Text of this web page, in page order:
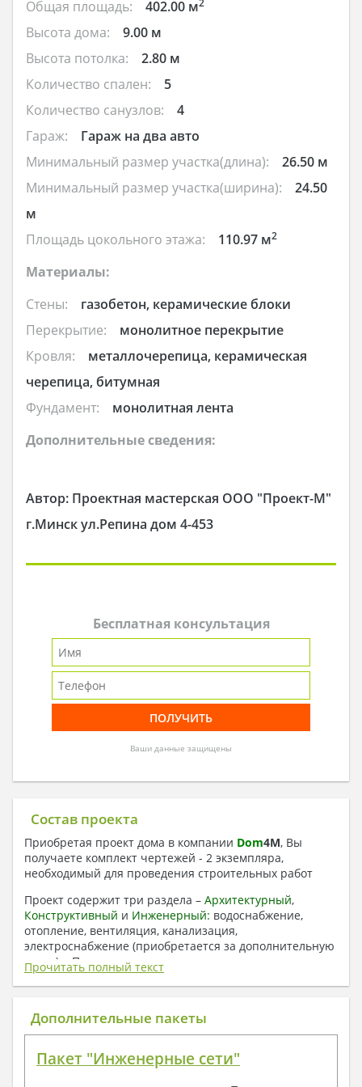
Общая площадь: 402.00 м
Высота дома:
9.00 м
Высота потолка:
2.80 м
Количество спален:
5
Количество санузлов:
4
Гараж:
Гараж на два авто
Минимальный размер участка(длина):
26.50 м
Минимальный размер участка(ширина):
24.50
м
Площадь цокольного этажа:
110.97 м2
Материалы:
Стены:
газобетон, керамические блоки
Перекрытие:
монолитное перекрытие
Кровля:
металлочерепица, керамическая
черепица, битумная
Фундамент:
монолитная лента
Дополнительные сведения:
Автор: Проектная мастерская ООО "Проект-М"
г.Минск ул.Репина дом 4-453
Бесплатная консультация
Ваши данные защищены
Состав проекта
Приобретая проект дома в компании Dom4M, Вы
получаете комплект чертежей - 2 экземпляра,
необходимый для проведения строительных работ
Проект содержит три раздела – Архитектурный,
Конструктивный и Инженерный: водоснабжение,
отопление, вентиляция, канализация,
электроснабжение (приобретается за дополнительную
плату) + Пояснительная записка.
1. Архитектурный раздел:
Общие данные по проекту
Поэтажные маркировочные планы с
Прочитать полный текст
Дополнительные пакеты
Пакет "Инженерные сети"